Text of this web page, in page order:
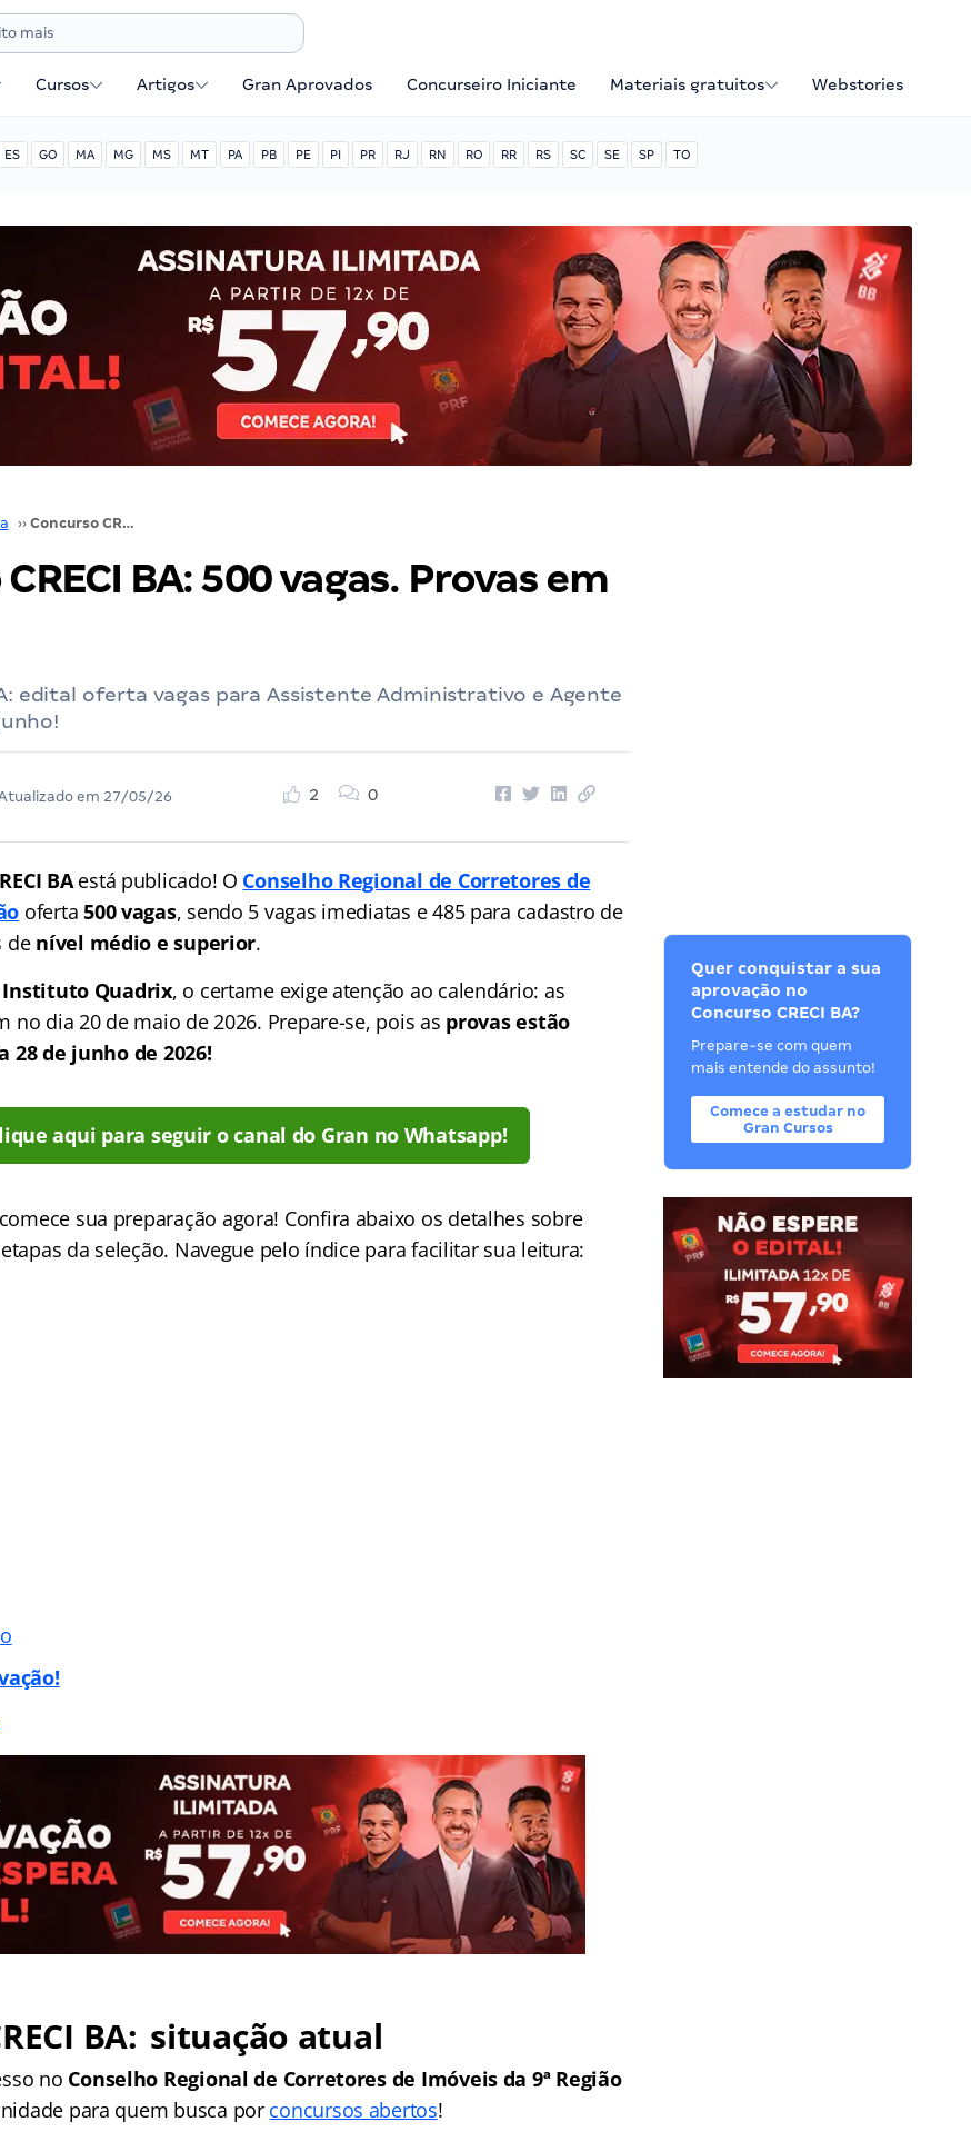
Cursos Artigos Gran Aprovados Concurseiro Iniciante Materiais gratuitos Webstories
ES GO MA MG MS MT PA PB PE PI PR RJ RN RO RR RS SC SE SP TO
›› Concurso CRECI BA: 500 vagas. Provas em junho!
BA: 500 vagas. Provas em
edital oferta vagas para Assistente Administrativo e Agente
Atualizado em 27/05/26
2 0
BAestá publicado! O Conselho Regional de Corretores de
oferta500 vagas, sendo 5 vagas imediatas e 485 para cadastro de
de nível médio e superior.
Instituto Quadrix, o certame exige atenção ao calendário: as
no dia 20 de maio de 2026. Prepare-se, pois as provas estão
28 de junho de 2026!
aqui para seguir o canal do Gran no Whatsapp!
sua preparação agora! Confira abaixo os detalhes sobre
da seleção. Navegue pelo índice para facilitar sua leitura:
BA: situação atual
no Conselho Regional de Corretores de Imóveis da 9ª Região
para quem busca por concursos abertos!
Quer conquistar a sua
aprovação no
Concurso CRECI BA?
Prepare-se com quem
mais entende do assunto!
Comece a estudar no
Gran Cursos